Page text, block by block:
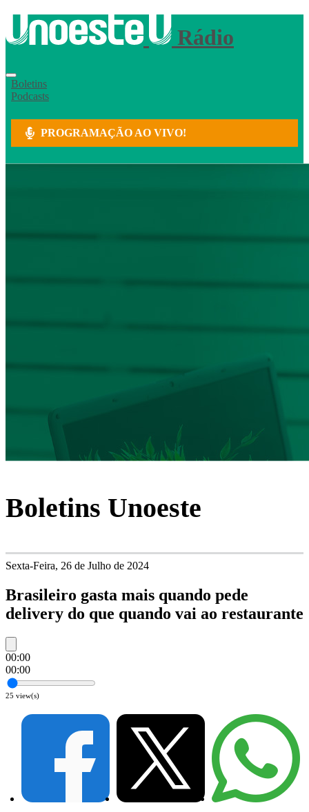
Rádio
Boletins
Podcasts
PROGRAMAÇÃO AO VIVO!
Boletins Unoeste
Sexta-Feira, 26 de Julho de 2024
Brasileiro gasta mais quando pede
delivery do que quando vai ao restaurante
00:00
00:00
25 view(s)